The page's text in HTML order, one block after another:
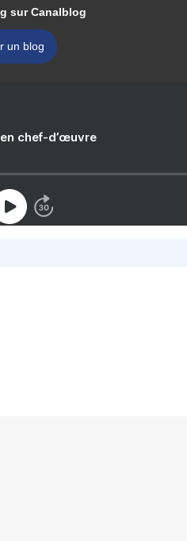
sur Canalblog
un blog
chef-d’œuvre